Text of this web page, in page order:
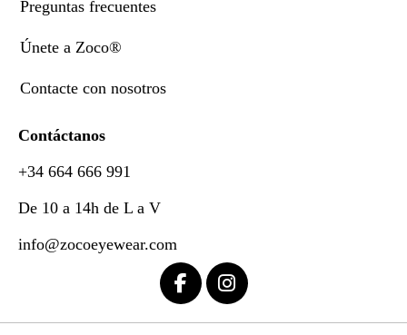
Preguntas frecuentes
Únete a Zoco®
Contacte con nosotros
Contáctanos
+34 664 666 991
De 10 a 14h de L a V
info@zocoeyewear.com